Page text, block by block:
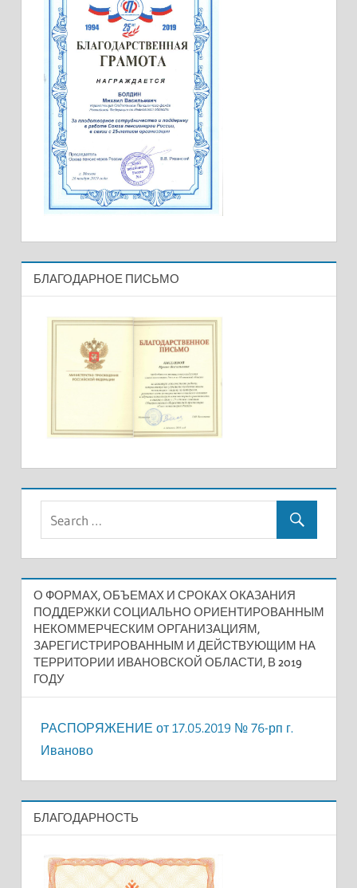
БЛАГОДАРНОЕ ПИСЬМО
О ФОРМАХ, ОБЪЕМАХ И СРОКАХ ОКАЗАНИЯ
ПОДДЕРЖКИ СОЦИАЛЬНО ОРИЕНТИРОВАННЫМ
НЕКОММЕРЧЕСКИМ ОРГАНИЗАЦИЯМ,
ЗАРЕГИСТРИРОВАННЫМ И ДЕЙСТВУЮЩИМ НА
ТЕРРИТОРИИ ИВАНОВСКОЙ ОБЛАСТИ, В 2019
ГОДУ
РАСПОРЯЖЕНИЕ от 17.05.2019 № 76-рп г.
Иваново
БЛАГОДАРНОСТЬ